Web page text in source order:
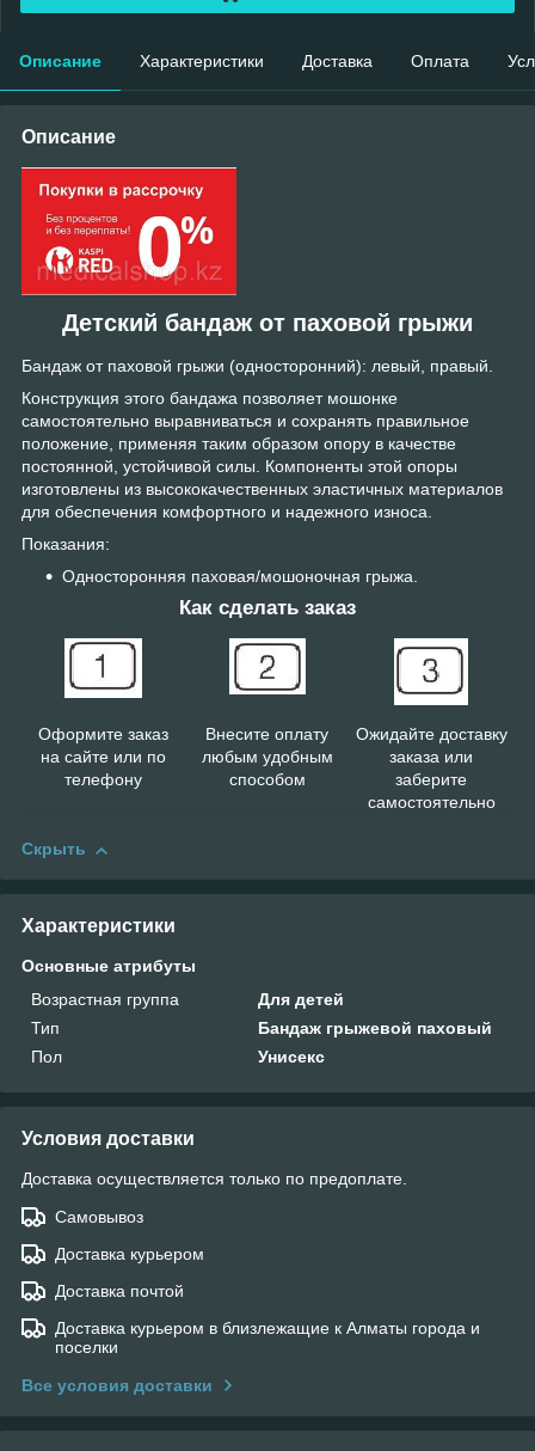
Описание Характеристики Доставка Оплата
Описание
Детский бандаж от паховой грыжи
Бандаж от паховой грыжи (односторонний): левый, правый.
Конструкция этого бандажа позволяет мошонке
самостоятельно выравниваться и сохранять правильное
положение, применяя таким образом опору в качестве
постоянной, устойчивой силы. Компоненты этой опоры
изготовлены из высококачественных эластичных материалов
для обеспечения комфортного и надежного износа.
Показания:
Односторонняя паховая/мошоночная грыжа.
Как сделать заказ
Оформите заказ
на сайте или по
телефону
Внесите оплату
любым удобным
способом
Ожидайте доставку
заказа или
заберите
самостоятельно
Скрыть
Характеристики
Основные атрибуты
Возрастная группа
Для детей
Тип
Бандаж грыжевой паховый
Пол
Унисекс
Условия доставки
Доставка осуществляется только по предоплате.
Самовывоз
Доставка курьером
Доставка почтой
Доставка курьером в близлежащие к Алматы города и
поселки
Все условия доставки